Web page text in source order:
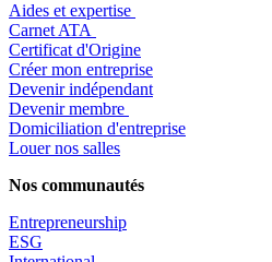
Aides et expertise
​Carnet ATA
Certificat d'Origine
Créer mon entreprise
Devenir indépendant
Devenir membre
​Domiciliation d'entreprise
Louer nos salles
Nos communautés
Entrepreneurship
ESG